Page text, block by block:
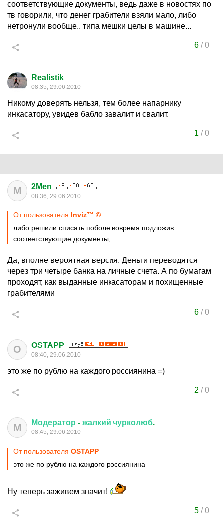
соответствующие документы, ведь даже в новостях по
тв говорили, что денег грабители взяли мало, либо
нетронули вообще.. типа мешки целы в машине...
6/0
Realistik
08:35, 29.06.2010
Никому доверять нельзя, тем более напарнику
инкасатору, увидев бабло завалит и свалит.
1 /0
M 2Men
08:36, 29.06.2010
От пользователя Inviz™ ©
либо решили списать поболе вовремя подложив
соответствующие документы,
Да, вполне вероятная версия. Деньги переводятся
через три четыре банка на личные счета. А по бумагам
проходят, как выданные инкасаторам и похищенные
грабителями
6/0
O OSTAPP
08:40, 29.06.2010
это же по рублю на каждого россиянина =)
2 /0
М Модератор - жалкий чурколюб.
08:45, 29.06.2010
От пользователя OSTAPP
это же по рублю на каждого россиянина
Ну теперь заживем значит!
5/0